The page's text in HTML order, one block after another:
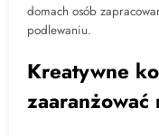
domach osób
podlewaniu.
Kreatywne